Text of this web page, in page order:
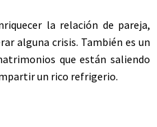
la relación de pareja,
alguna crisis. También es un
que están saliendo
un rico refrigerio.